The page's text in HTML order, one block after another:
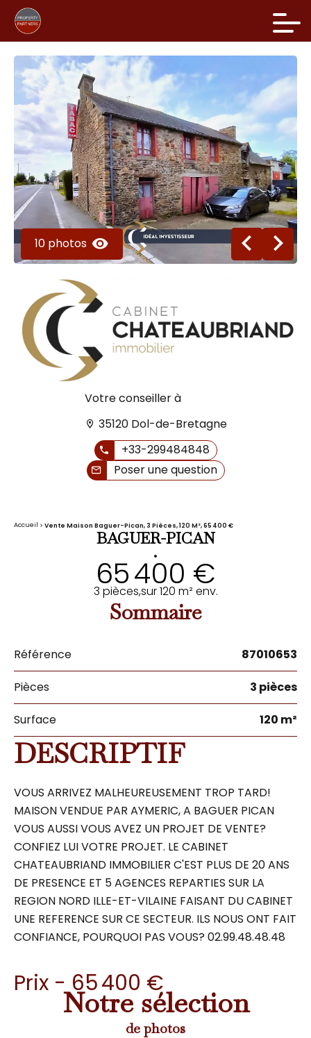
10 photos
Votre conseiller à
35120 Dol-de-Bretagne
+33-299484848
Poser une question
Accueil Vente Maison Baguer-Pican, 3 Pièces, 120 M², 65 400 €
BAGUER-PICAN
•
65 400 €
3 pièces,sur 120 m² env.
Sommaire
Référence 87010653
Pièces 3 pièces
Surface 120 m²
DESCRIPTIF
VOUS ARRIVEZ MALHEUREUSEMENT TROP TARD!
MAISON VENDUE PAR AYMERIC, A BAGUER PICAN
VOUS AUSSI VOUS AVEZ UN PROJET DE VENTE?
CONFIEZ LUI VOTRE PROJET. LE CABINET
CHATEAUBRIAND IMMOBILIER C'EST PLUS DE 20 ANS
DE PRESENCE ET 5 AGENCES REPARTIES SUR LA
REGION NORD ILLE-ET-VILAINE FAISANT DU CABINET
UNE REFERENCE SUR CE SECTEUR. ILS NOUS ONT FAIT
CONFIANCE, POURQUOI PAS VOUS? 02.99.48.48.48
Prix - 65 400 €
Notre sélection
de photos